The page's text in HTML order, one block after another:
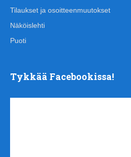
Tilaukset ja osoitteenmuutokset
Näköislehti
Puoti
Tykkää Facebookissa!